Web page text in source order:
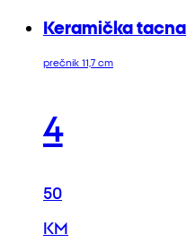
Keramička tacna
prečnik 11,7 cm
4
50
KM